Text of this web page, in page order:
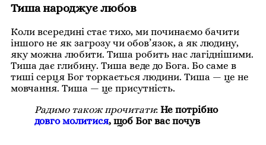
Тиша народжує любов
Коли всередині стає тихо, ми починаємо бачити
іншого не як загрозу чи обов’язок, а як людину,
яку можна любити. Тиша робить нас лагіднішими.
Тиша дає глибину. Тиша веде до Бога. Бо саме в
тиші серця Бог торкається людини. Тиша — це не
мовчання. Тиша — це присутність.
Радимо також прочитати: Не потрібно
довго молитися, щоб Бог вас почув